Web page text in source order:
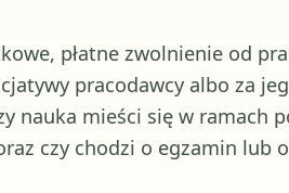
płatne zwolnienie od
pracodawcy albo za
nauka mieści się w ramach
czy chodzi o egzamin